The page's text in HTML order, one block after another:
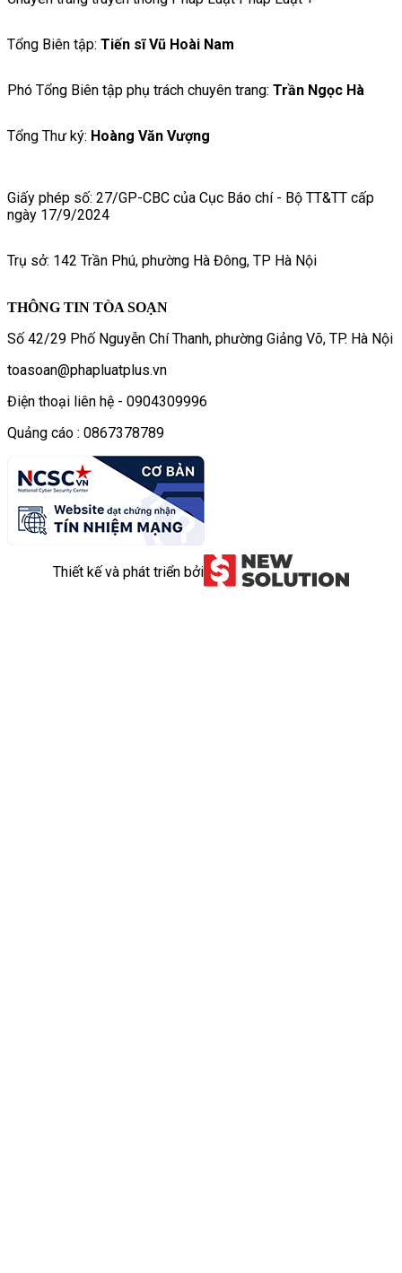
Tổng Biên tập: Tiến sĩ Vũ Hoài Nam
Phó Tổng Biên tập phụ trách chuyên trang: Trần Ngọc Hà
Tổng Thư ký: Hoàng Văn Vượng
Giấy phép số: 27/GP-CBC của Cục Báo chí - Bộ TT&TT cấp
ngày 17/9/2024
Trụ sở: 142 Trần Phú, phường Hà Đông, TP Hà Nội
THÔNG TIN TÒA SOẠN
Số 42/29 Phố Nguyễn Chí Thanh, phường Giảng Võ, TP. Hà Nội
toasoan@phapluatplus.vn
Điện thoại liên hệ - 0904309996
Quảng cáo : 0867378789
Thiết kế và phát triển bởi